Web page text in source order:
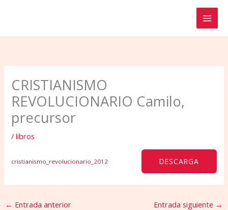
CRISTIANISMO
REVOLUCIONARIO Camilo,
precursor
/libros
cristianismo_revolucionario_2012 DESCARGA
← Entrada anterior Entrada siguiente →